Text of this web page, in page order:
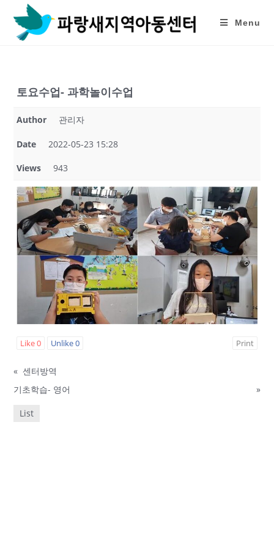
content
Menu
토요수업- 과학놀이수업
Author 관리자
Date 2022-05-23 15:28
Views 943
Like0 Unlike0 Print
« 센터방역
기초학습- 영어
»
List